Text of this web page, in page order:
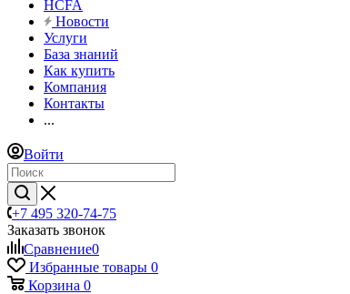
HCFA
Новости
Услуги
База знаний
Как купить
Компания
Контакты
...
Войти
+7 495 320-74-75
Заказать звонок
Сравнение0
Избранные товары 0
Корзина 0